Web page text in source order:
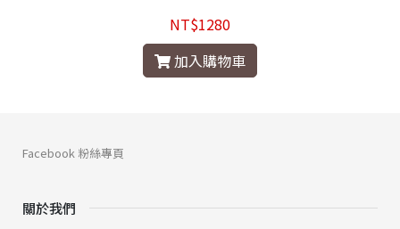
NT$1280
加入購物車
關於我們
Facebook 粉絲專頁